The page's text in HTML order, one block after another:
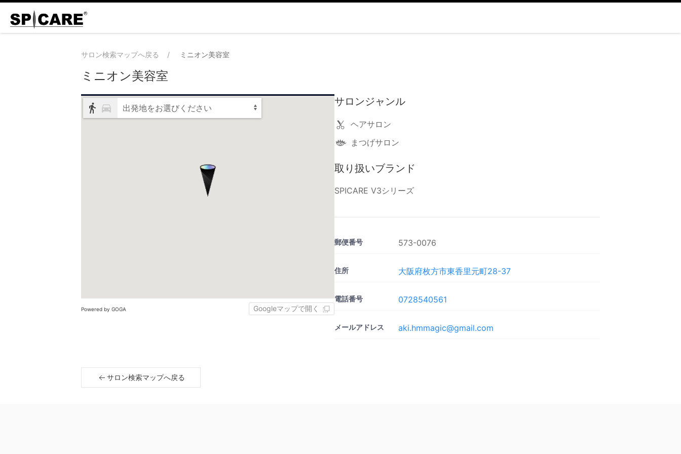
サロン検索マップへ戻る ミニオン美容室
ミニオン美容室
出発地をお選びください
Powered by GOGA Googleマップで開く
サロンジャンル
ヘアサロン
まつげサロン
取り扱いブランド
SPICARE V3シリーズ
郵便番号 573-0076
住所 大阪府枚方市東香里元町28-37
電話番号 0728540561
メールアドレス aki.hmmagic@gmail.com
サロン検索マップへ戻る